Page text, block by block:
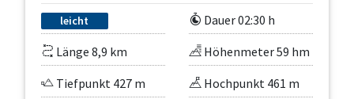
leicht
Dauer 02:30 h
Länge 8,9 km
Höhenmeter 59 hm
Tiefpunkt 427 m
Hochpunkt 461 m